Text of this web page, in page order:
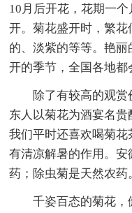
10月后开花，花期一
开。菊花盛开时，繁
的、淡紫的等等。艳
开的季节，全国各地都
除了有较高的观
东人以菊花为酒宴名贵
我们平时还喜欢喝菊花
有清凉解暑的作用。
药；除虫菊是天然农药
千姿百态的菊花